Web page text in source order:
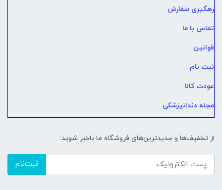
رهگیری سفارش
تماس با ما
قوانین
ثبت نام
عودت کالا
مجله دندانپزشکی
از تخفیف‌ها و جدیدترین‌های فروشگاه ما باخبر شوید:
ثبت‌نام